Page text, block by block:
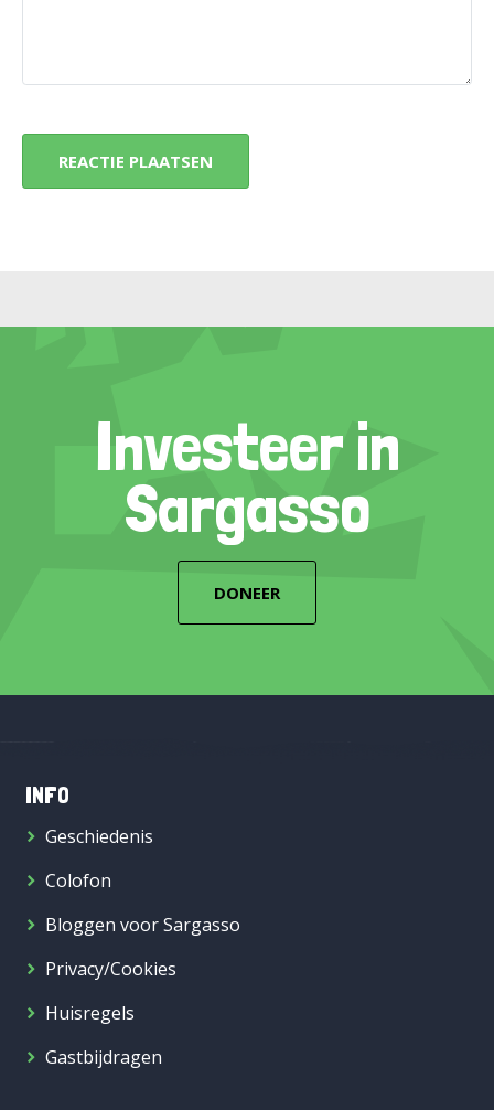
Investeer in
Sargasso
DONEER
INFO
Geschiedenis
Colofon
Bloggen voor Sargasso
Privacy/Cookies
Huisregels
Gastbijdragen